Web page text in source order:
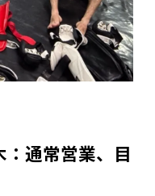
：通常営業、目